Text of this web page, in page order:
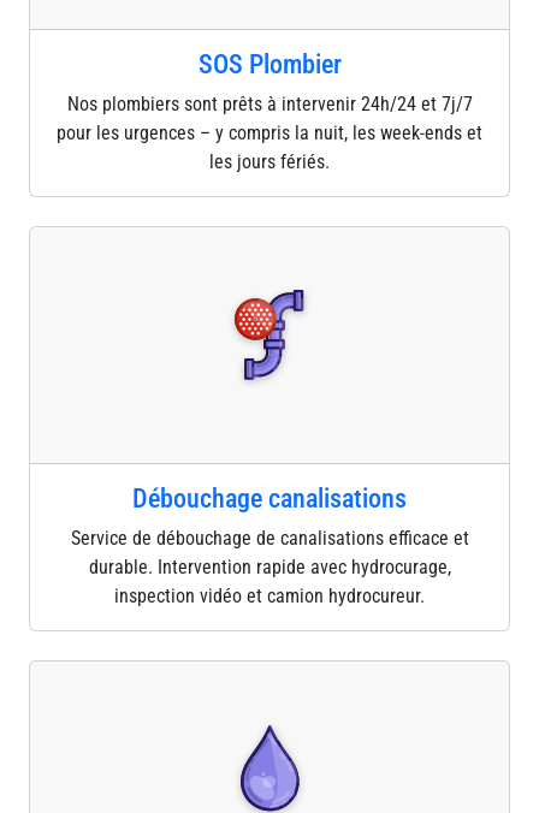
SOS Plombier
Nos plombiers sont prêts à intervenir 24h/24 et 7j/7
pour les urgences – y compris la nuit, les week-ends et
les jours fériés.
Débouchage canalisations
Service de débouchage de canalisations efficace et
durable. Intervention rapide avec hydrocurage,
inspection vidéo et camion hydrocureur.